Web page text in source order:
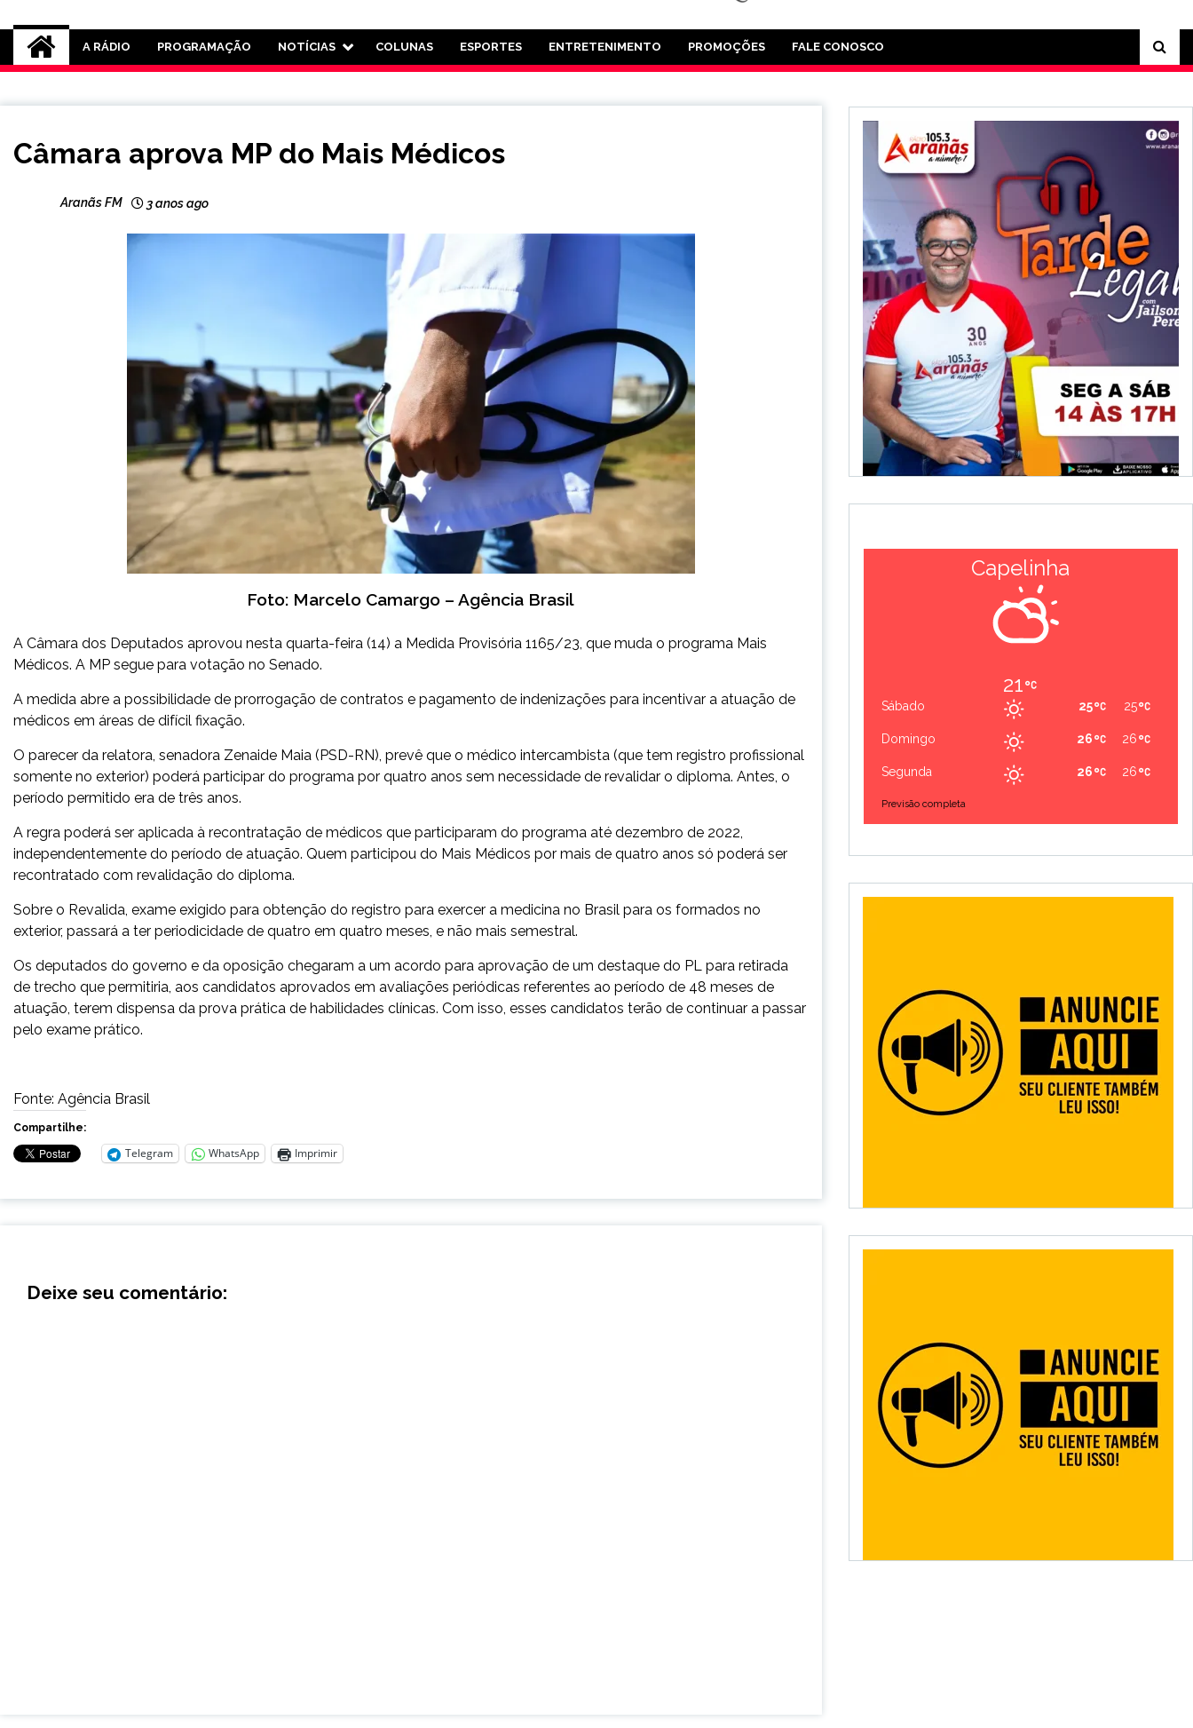
Rádio Aranãs 105.3
A RÁDIO PROGRAMAÇÃO NOTÍCIAS COLUNAS ESPORTES ENTRETENIMENTO PROMOÇÕES FALE CONOSCO
NOTÍCIAS
Câmara aprova MP do Mais Médicos
Aranãs FM 3 anos ago
Foto: Marcelo Camargo – Agência Brasil
A Câmara dos Deputados aprovou nesta quarta-feira (14) a Medida Provisória 1165/23, que muda o programa Mais
Médicos. A MP segue para votação no Senado.
A medida abre a possibilidade de prorrogação de contratos e pagamento de indenizações para incentivar a atuação de
médicos em áreas de difícil fixação.
O parecer da relatora, senadora Zenaide Maia (PSD-RN), prevê que o médico intercambista (que tem registro profissional
somente no exterior) poderá participar do programa por quatro anos sem necessidade de revalidar o diploma. Antes, o
período permitido era de três anos.
A regra poderá ser aplicada à recontratação de médicos que participaram do programa até dezembro de 2022,
independentemente do período de atuação. Quem participou do Mais Médicos por mais de quatro anos só poderá ser
recontratado com revalidação do diploma.
Sobre o Revalida, exame exigido para obtenção do registro para exercer a medicina no Brasil para os formados no
exterior, passará a ter periodicidade de quatro em quatro meses, e não mais semestral.
Os deputados do governo e da oposição chegaram a um acordo para aprovação de um destaque do PL para retirada
de trecho que permitiria, aos candidatos aprovados em avaliações periódicas referentes ao período de 48 meses de
atuação, terem dispensa da prova prática de habilidades clínicas. Com isso, esses candidatos terão de continuar a passar
pelo exame prático.
Fonte: Agência Brasil
Compartilhe:
Telegram WhatsApp Imprimir
Deixe seu comentário:
Capelinha
21
Sábado 25
25
Domingo 26
26
Segunda 26
26
Previsão completa